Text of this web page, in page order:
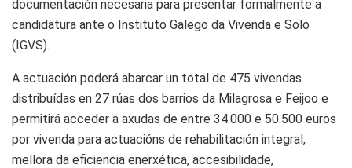
documentación necesaria para presentar formalmente a
candidatura ante o Instituto Galego da Vivenda e Solo
(IGVS).
A actuación poderá abarcar un total de 475 vivendas
distribuídas en 27 rúas dos barrios da Milagrosa e Feijoo e
permitirá acceder a axudas de entre 34.000 e 50.500 euros
por vivenda para actuacións de rehabilitación integral,
mellora da eficiencia enerxética, accesibilidade,